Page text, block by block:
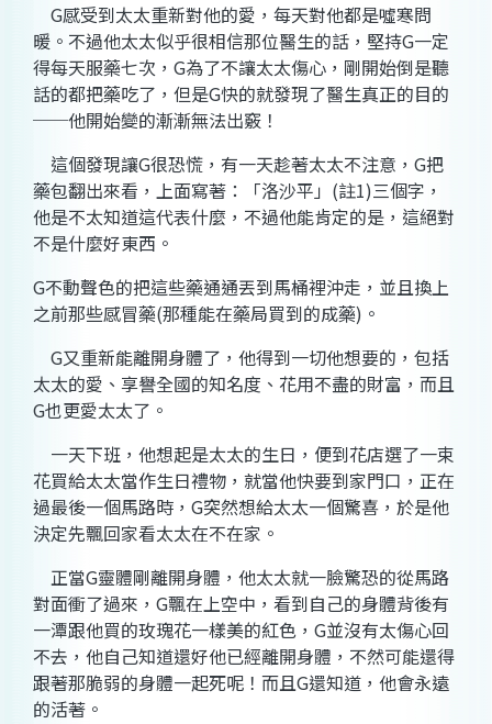
G感受到太太重新對他的愛，每天對他都是噓寒問
暖。不過他太太似乎很相信那位醫生的話，堅持G一定
得每天服藥七次， G為了不讓太太傷心，剛開始倒是聽
話的都把藥吃了，但是G快的就發現了醫生真正的目的
──他開始變的漸漸無法出竅！
這個發現讓G很恐慌，有一天趁著太太不注意， G把
藥包翻出來看，上面寫著：「洛沙平」 (註1)三個字，
他是不太知道這代表什麼，不過他能肯定的是，這絕對
不是什麼好東西。
G不動聲色的把這些藥通通丟到馬桶裡沖走，並且換上
之前那些感冒藥(那種能在藥局買到的成藥) 。
G又重新能離開身體了，他得到一切他想要的，包括
太太的愛、享譽全國的知名度、花用不盡的財富，而且
G也更愛太太了。
一天下班，他想起是太太的生日，便到花店選了一束
花買給太太當作生日禮物，就當他快要到家門口，正在
過最後一個馬路時， G突然想給太太一個驚喜，於是他
決定先飄回家看太太在不在家。
正當G靈體剛離開身體，他太太就一臉驚恐的從馬路
對面衝了過來， G飄在上空中，看到自己的身體背後有
一潭跟他買的玫瑰花一樣美的紅色， G並沒有太傷心回
不去，他自己知道還好他已經離開身體，不然可能還得
跟著那脆弱的身體一起死呢！而且G還知道，他會永遠
的活著。